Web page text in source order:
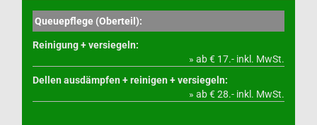
Queuepflege (Oberteil):
Reinigung + versiegeln:
» ab € 17.- inkl. MwSt.
Dellen ausdämpfen + reinigen + versiegeln:
» ab € 28.- inkl. MwSt.